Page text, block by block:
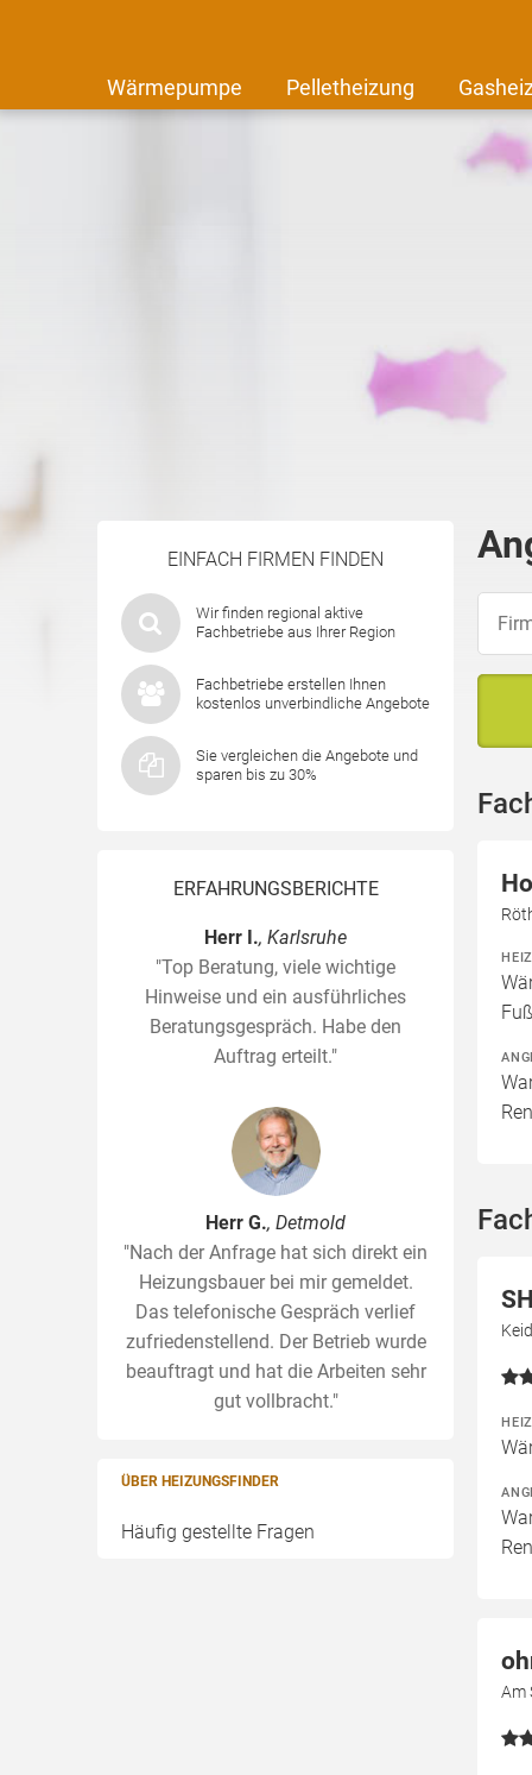
Wärmepumpe Pelletheizung
EINFACH FIRMEN FINDEN
Wir finden regional aktive
Fachbetriebe aus Ihrer Region
Fachbetriebe erstellen Ihnen
kostenlos unverbindliche Angebote
Sie vergleichen die Angebote und
sparen bis zu 30%
ERFAHRUNGSBERICHTE
Herr I., Karlsruhe
"Top Beratung, viele wichtige
Hinweise und ein ausführliches
Beratungsgespräch. Habe den
Auftrag erteilt."
Herr G., Detmold
"Nach der Anfrage hat sich direkt ein
Heizungsbauer bei mir gemeldet.
Das telefonische Gespräch verlief
zufriedenstellend. Der Betrieb wurde
beauftragt und hat die Arbeiten sehr
gut vollbracht."
ÜBER HEIZUNGSFINDER
Häufig gestellte Fragen
Am